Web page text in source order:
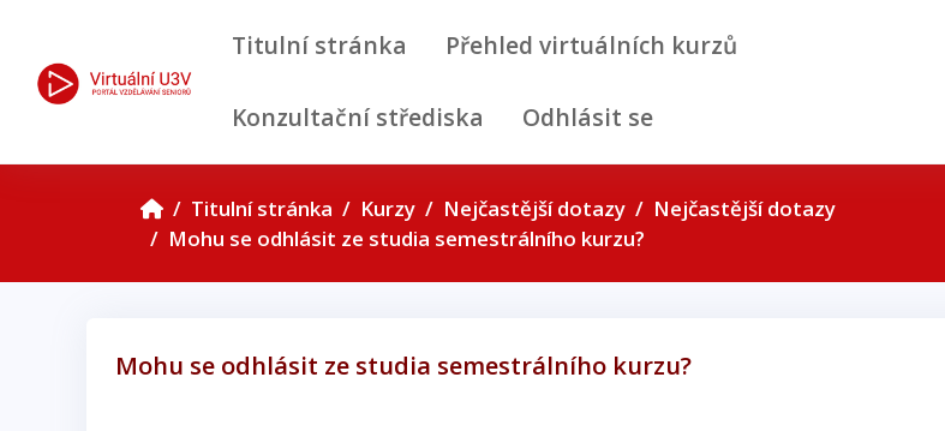
Titulní stránka
Přehled virtuálních kurzů
Konzultační střediska Odhlásit se
Titulní stránka Kurzy Nejčastější dotazy
Nejčastější dotazy
Mohu se odhlásit ze studia semestrálního kurzu?
Mohu se odhlásit ze studia semestrálního kurzu?